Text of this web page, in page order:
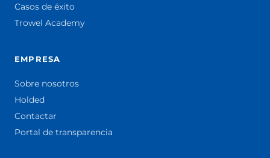
Casos de éxito
Trowel Academy
EMPRESA
Sobre nosotros
Holded
Contactar
Portal de transparencia